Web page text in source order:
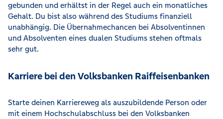
gebunden und erhältst in der Regel auch ein monatliches
Gehalt. Du bist also während des Studiums finanziell
unabhängig. Die Übernahmechancen bei Absolventinnen
und Absolventen eines dualen Studiums stehen oftmals
sehr gut.
Karriere bei den Volksbanken Raiffeisenbanken
Starte deinen Karriereweg als auszubildende Person oder
mit einem Hochschulabschluss bei den Volksbanken